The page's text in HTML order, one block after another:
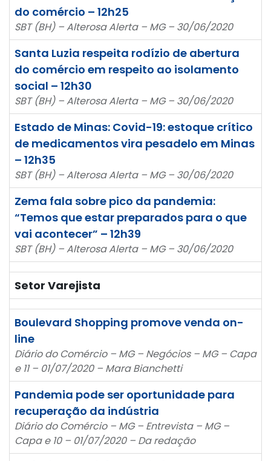
do comércio – 12h25
SBT (BH) – Alterosa Alerta – MG – 30/06/2020
Santa Luzia respeita rodízio de abertura
do comércio em respeito ao isolamento
social – 12h30
SBT (BH) – Alterosa Alerta – MG – 30/06/2020
Estado de Minas: Covid-19: estoque crítico
de medicamentos vira pesadelo em Minas
– 12h35
SBT (BH) – Alterosa Alerta – MG – 30/06/2020
Zema fala sobre pico da pandemia:
“Temos que estar preparados para o que
vai acontecer” – 12h39
SBT (BH) – Alterosa Alerta – MG – 30/06/2020
Setor Varejista
Boulevard Shopping promove venda on-
line
Diário do Comércio – MG – Negócios – MG – Capa
e 11 – 01/07/2020 – Mara Bianchetti
Pandemia pode ser oportunidade para
recuperação da indústria
Diário do Comércio – MG – Entrevista – MG –
Capa e 10 – 01/07/2020 – Da redação